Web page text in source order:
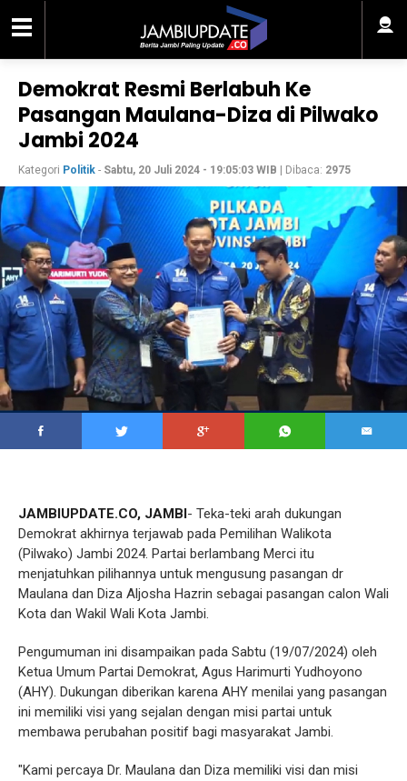
Demokrat Resmi Berlabuh Ke
Pasangan Maulana-Diza di Pilwako
Jambi 2024
Kategori Politik - Sabtu, 20 Juli 2024 - 19:05:03 WIB | Dibaca: 2975
JAMBIUPDATE.CO, JAMBI- Teka-teki arah dukungan
Demokrat akhirnya terjawab pada Pemilihan Walikota
(Pilwako) Jambi 2024. Partai berlambang Merci itu
menjatuhkan pilihannya untuk mengusung pasangan dr
Maulana dan Diza Aljosha Hazrin sebagai pasangan calon Wali
Kota dan Wakil Wali Kota Jambi.
Pengumuman ini disampaikan pada Sabtu (19/07/2024) oleh
Ketua Umum Partai Demokrat, Agus Harimurti Yudhoyono
(AHY). Dukungan diberikan karena AHY menilai yang pasangan
ini memiliki visi yang sejalan dengan misi partai untuk
membawa perubahan positif bagi masyarakat Jambi.
"Kami percaya Dr. Maulana dan Diza memiliki visi dan misi